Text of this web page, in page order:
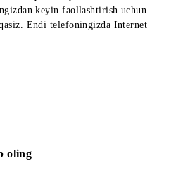
kelmagan bo‘lsa, ehtimol
qo‘llab-quvvatlamaydi
keyin faollashtirish
Endi tеlеfoningizda